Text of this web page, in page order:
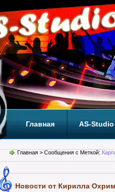
Главная AS-Studio
Теги ТОП
Главная > Сообщения с Меткой:
Новости от Кирилла